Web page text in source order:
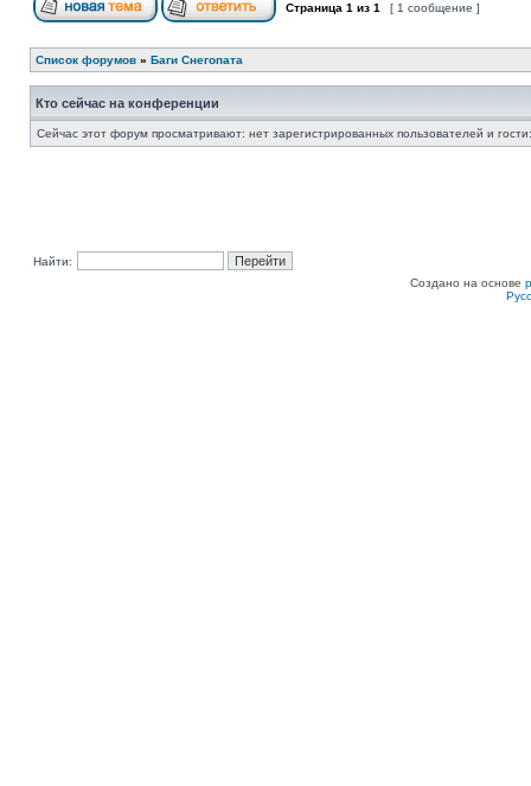
Страница 1 из 1 [ 1 сообщение ]
Список форумов » Баги Снегопата
Кто сейчас на конференции
Сейчас этот форум просматривают: нет зарегистрированных пользователей и
Найти:
Создано на основе